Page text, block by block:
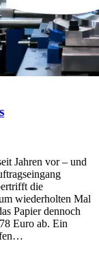
Jahren vor – und
die
wiederholten Mal
Papier dennoch
Euro ab. Ein